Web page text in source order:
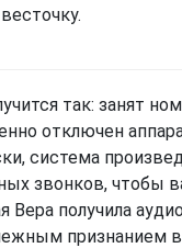
так: занят
отключен
система
звонков, чтобы
Вера получила
признанием в